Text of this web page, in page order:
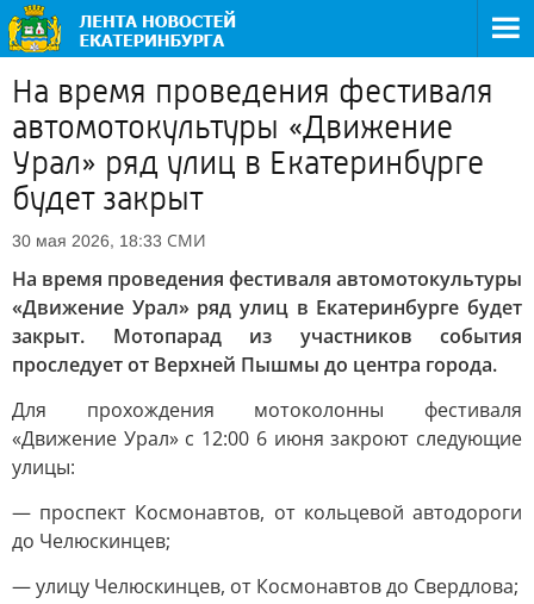
На время проведения фестиваля
автомотокультуры «Движение
Урал» ряд улиц в Екатеринбурге
будет закрыт
30 мая 2026, 18:33 СМИ
На время проведения фестиваля автомотокультуры
«Движение Урал» ряд улиц в Екатеринбурге будет
закрыт. Мотопарад из участников события
проследует от Верхней Пышмы до центра города.
Для прохождения мотоколонны фестиваля
«Движение Урал» с 12:00 6 июня закроют следующие
улицы:
— проспект Космонавтов, от кольцевой автодороги
до Челюскинцев;
— улицу Челюскинцев, от Космонавтов до Свердлова;